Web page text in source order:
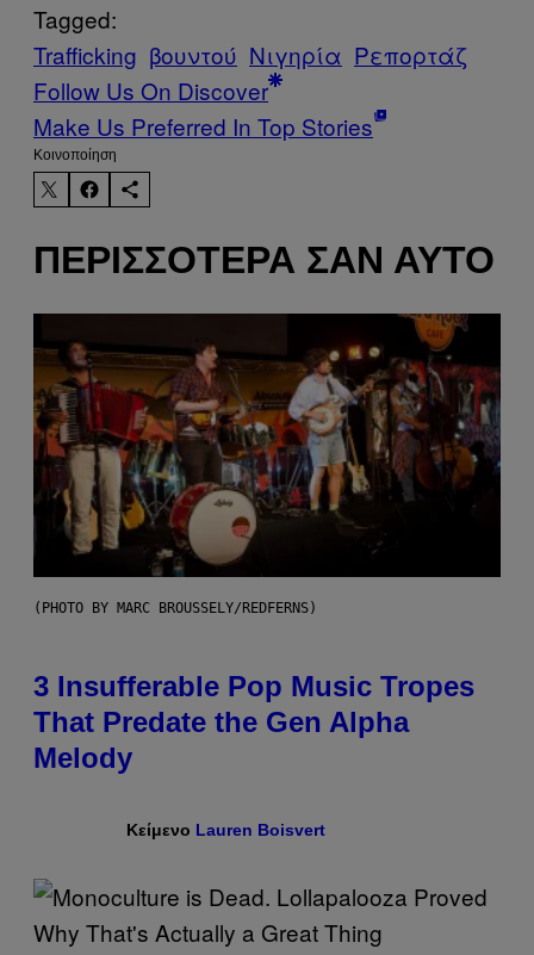
Tagged:
Trafficking βουντού Νιγηρία Ρεπορτάζ
Follow Us On Discover
Make Us Preferred In Top Stories
Kοινοποίηση
ΠΕΡΙΣΣΌΤΕΡΑ ΣΑΝ ΑΥΤΌ
(PHOTO BY MARC BROUSSELY/REDFERNS)
3 Insufferable Pop Music Tropes
That Predate the Gen Alpha
Melody
Κείμενο Lauren Boisvert